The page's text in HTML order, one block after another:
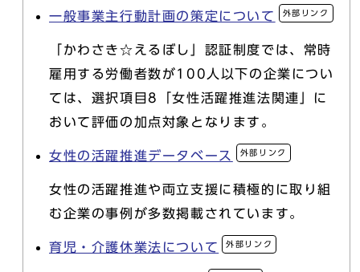
一般事業主行動計画の策定について 外部リンク
「かわさき☆えるぼし」認証制度では、常時
雇用する労働者数が100人以下の企業につい
ては、選択項目8「女性活躍推進法関連」に
おいて評価の加点対象となります。
女性の活躍推進データベース 外部リンク
女性の活躍推進や両立支援に積極的に取り組
む企業の事例が多数掲載されています。
育児・介護休業法について 外部リンク